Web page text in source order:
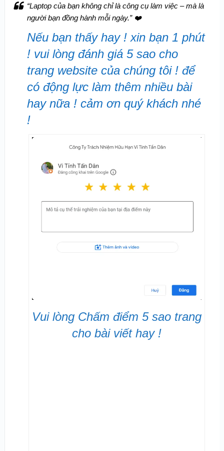
“Laptop của bạn không chỉ là công cụ làm việc – mà là
người bạn đồng hành mỗi ngày.”❤️
Nếu bạn thấy hay ! xin bạn 1 phút
! vui lòng đánh giá 5 sao cho
trang website của chúng tôi ! để
có động lực làm thêm nhiều bài
hay nữa ! cảm ơn quý khách nhé
!
Vui lòng Chấm điểm 5 sao trang
cho bài viết hay !